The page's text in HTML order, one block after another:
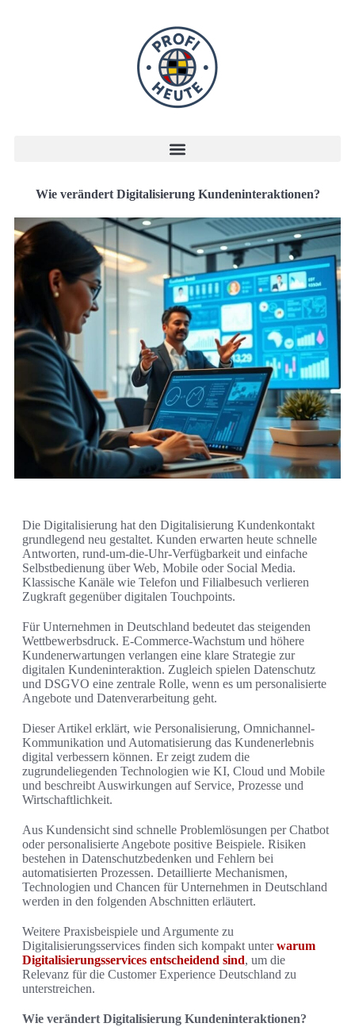
Wie verändert Digitalisierung Kundeninteraktionen?
Die Digitalisierung hat den Digitalisierung Kundenkontakt
grundlegend neu gestaltet. Kunden erwarten heute schnelle
Antworten, rund-um-die-Uhr-Verfügbarkeit und einfache
Selbstbedienung über Web, Mobile oder Social Media.
Klassische Kanäle wie Telefon und Filialbesuch verlieren
Zugkraft gegenüber digitalen Touchpoints.
Für Unternehmen in Deutschland bedeutet das steigenden
Wettbewerbsdruck. E‑Commerce-Wachstum und höhere
Kundenerwartungen verlangen eine klare Strategie zur
digitalen Kundeninteraktion. Zugleich spielen Datenschutz
und DSGVO eine zentrale Rolle, wenn es um personalisierte
Angebote und Datenverarbeitung geht.
Dieser Artikel erklärt, wie Personalisierung, Omnichannel-
Kommunikation und Automatisierung das Kundenerlebnis
digital verbessern können. Er zeigt zudem die
zugrundeliegenden Technologien wie KI, Cloud und Mobile
und beschreibt Auswirkungen auf Service, Prozesse und
Wirtschaftlichkeit.
Aus Kundensicht sind schnelle Problemlösungen per Chatbot
oder personalisierte Angebote positive Beispiele. Risiken
bestehen in Datenschutzbedenken und Fehlern bei
automatisierten Prozessen. Detaillierte Mechanismen,
Technologien und Chancen für Unternehmen in Deutschland
werden in den folgenden Abschnitten erläutert.
Weitere Praxisbeispiele und Argumente zu
Digitalisierungsservices finden sich kompakt unterwarum
Digitalisierungsservices entscheidend sind, um die
Relevanz für die Customer Experience Deutschland zu
unterstreichen.
Wie verändert Digitalisierung Kundeninteraktionen?